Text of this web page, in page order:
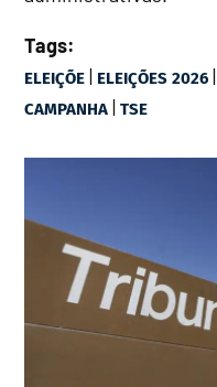
Tags:
ELEIÇÕE | ELEIÇÕES 2026 |
CAMPANHA |TSE